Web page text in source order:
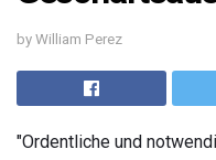
by William Perez
"Ordentliche und